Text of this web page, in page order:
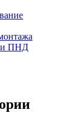
и ПНД